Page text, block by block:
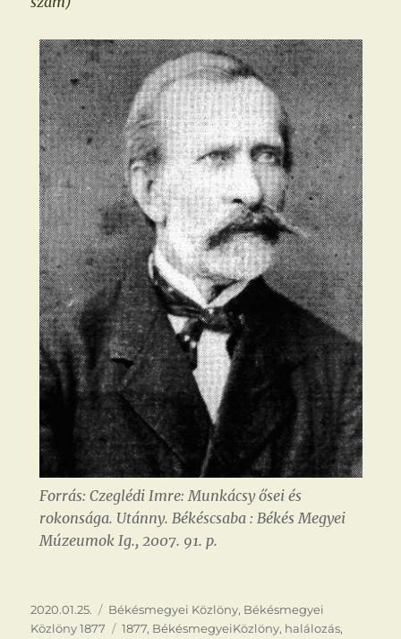
Forrás: Czeglédi Imre: Munkácsy ősei és
rokonsága. Utánny. Békéscsaba : Békés Megyei
Múzeumok Ig., 2007. 91. p.
Közzétéve
2020.01.25. Kategória
Békésmegyei Közlöny, Békésmegyei
Közlöny 1877
Címke
1877, BékésmegyeiKözlöny, halálozás,